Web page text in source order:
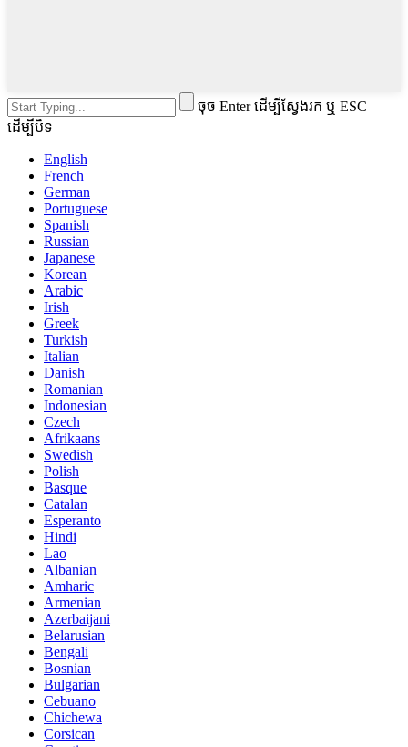
ចុច Enter ដើម្បីស្វែងរក ឬ ESC
ដើម្បីបិទ
English
French
German
Portuguese
Spanish
Russian
Japanese
Korean
Arabic
Irish
Greek
Turkish
Italian
Danish
Romanian
Indonesian
Czech
Afrikaans
Swedish
Polish
Basque
Catalan
Esperanto
Hindi
Lao
Albanian
Amharic
Armenian
Azerbaijani
Belarusian
Bengali
Bosnian
Bulgarian
Cebuano
Chichewa
Corsican